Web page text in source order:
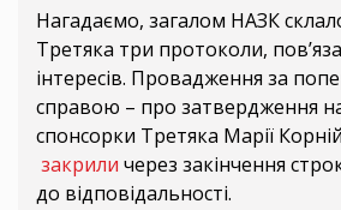
Нагадаємо, загалом НАЗК
Третяка три протоколи,
інтересів. Провадження за
справою – про затвердження
спонсорки Третяка Марії
закрили через закінчення
до відповідальності.